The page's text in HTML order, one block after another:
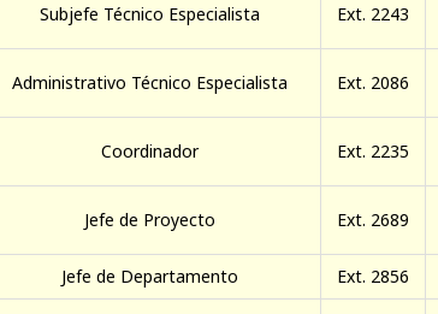
Subjefe Técnico Especialista Ext. 2243
Administrativo Técnico Especialista Ext. 2086
Coordinador Ext. 2235
Jefe de Proyecto Ext. 2689
Jefe de Departamento Ext. 2856